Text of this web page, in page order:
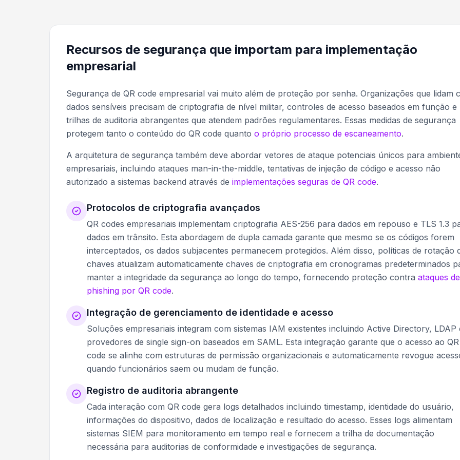
Recursos de segurança que importam para implementação
empresarial
Segurança de QR code empresarial vai muito além de proteção por senha. Organizações que lidam
dados sensíveis precisam de criptografia de nível militar, controles de acesso baseados em função e
trilhas de auditoria abrangentes que atendem padrões regulamentares. Essas medidas de segurança
protegem tanto o conteúdo do QR code quanto o próprio processo de escaneamento.
A arquitetura de segurança também deve abordar vetores de ataque potenciais únicos para
empresariais, incluindo ataques man-in-the-middle, tentativas de injeção de código e acesso não
autorizado a sistemas backend através de implementações seguras de QR code.
Protocolos de criptografia avançados
QR codes empresariais implementam criptografia AES-256 para dados em repouso e TLS 1.3
dados em trânsito. Esta abordagem de dupla camada garante que mesmo se os códigos forem
interceptados, os dados subjacentes permanecem protegidos. Além disso, políticas de rotação
chaves atualizam automaticamente chaves de criptografia em cronogramas predeterminados
manter a integridade da segurança ao longo do tempo, fornecendo proteção contra ataques de
phishing por QR code.
Integração de gerenciamento de identidade e acesso
Soluções empresariais integram com sistemas IAM existentes incluindo Active Directory, LDAP
provedores de single sign-on baseados em SAML. Esta integração garante que o acesso ao QR
code se alinhe com estruturas de permissão organizacionais e automaticamente revogue
quando funcionários saem ou mudam de função.
Registro de auditoria abrangente
Cada interação com QR code gera logs detalhados incluindo timestamp, identidade do usuário,
informações do dispositivo, dados de localização e resultado do acesso. Esses logs alimentam
sistemas SIEM para monitoramento em tempo real e fornecem a trilha de documentação
necessária para auditorias de conformidade e investigações de segurança.